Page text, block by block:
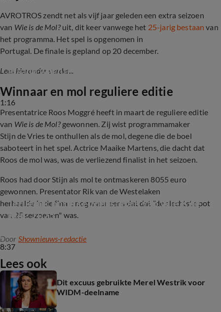
AVROTROS zendt net als vijf jaar geleden een extra seizoen
van Wie is de Mol?uit, dit keer vanwege het 25-jarig bestaan van
het programma. Het spel is opgenomen in
Portugal. De finale is gepland op 20 december.
Lees hieronder verder...
1:16
Froukje moest na exit Wie is de Mol? nog
maand wachten in hotel: 'Zo ziek van geweest'
Winnaar en mol reguliere editie
Presentatrice Roos Moggré heeft in maart de reguliere editie
van Wie is de Mol?gewonnen. Zij wist programmamaker
Stijn de Vries te onthullen als de mol, degene die de boel
saboteert in het spel. Actrice Maaike Martens, die dacht dat
Roos de mol was, was de verliezend finalist in het seizoen.
Roos had door Stijn als mol te ontmaskeren 8055 euro
gewonnen. Presentator Rik van de Westelaken
herhaalde in de finale nog maar eens dat dat "de slechtste pot
van 25 seizoenen" was.
8:37
Terugblik op de seizoensfinale van Wie is de
Mol? 2025
Door Shownieuws-redactie
Lees ook
Dit excuus gebruikte Merel Westrik voor
WIDM-deelname